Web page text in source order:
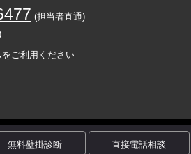
(担当者直通)
ご利用ください
器商会 (C) All Rights Reserved.
無料壁掛診断 直接電話相談